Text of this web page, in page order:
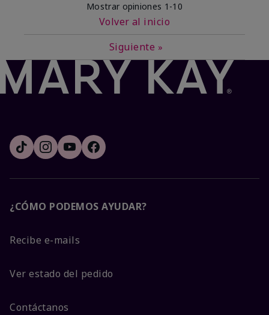
Mostrar opiniones 1-10
Volver al inicio
Siguiente »
¿CÓMO PODEMOS AYUDAR?
Recibe e-mails
Ver estado del pedido
Contáctanos